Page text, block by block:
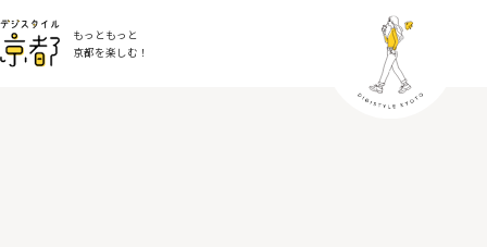
もっともっと
京都を楽しむ！